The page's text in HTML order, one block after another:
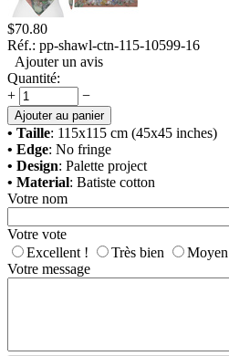
$70.80
Réf.: pp-shawl-ctn-115-10599-16
Ajouter un avis
Quantité:
+
−
Ajouter au panier
• Taille: 115x115 cm (45x45 inches)
• Edge: No fringe
• Design: Palette project
• Material: Batiste cotton
Votre nom
Votre vote
Excellent !
Très bien Moyen
Votre message